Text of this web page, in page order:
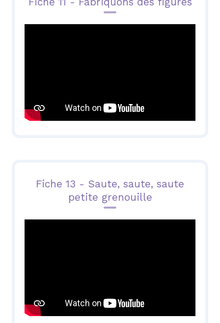
Fiche 13 - Saute, saute, saute
petite grenouille